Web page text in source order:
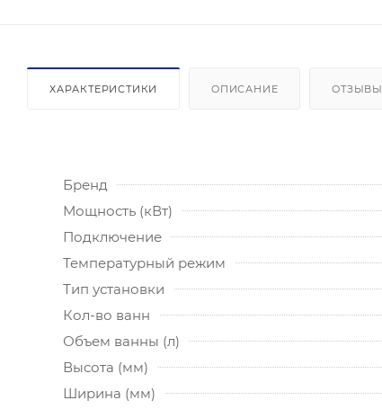
ХАРАКТЕРИСТИКИ ОПИСАНИЕ ОТЗЫВЫ
Бренд
Мощность (кВт)
Подключение
Температурный режим
Тип установки
Кол-во ванн
Объем ванны (л)
Высота (мм)
Ширина (мм)